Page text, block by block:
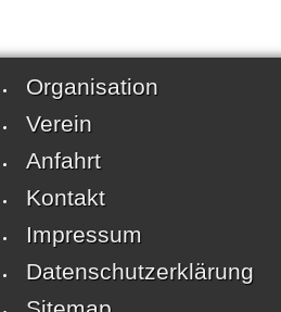
Organisation
Verein
Anfahrt
Kontakt
Impressum
Datenschutzerklärung